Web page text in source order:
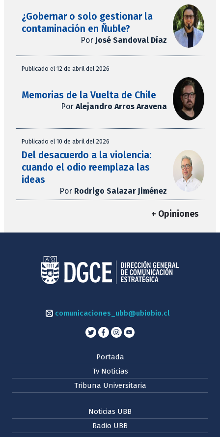
¿Gobernar o solo gestionar la
contaminación en Ñuble?
Por José Sandoval Díaz
Publicado el 12 de abril del 2026
Memorias de la Vuelta de Chile
Por Alejandro Arros Aravena
Publicado el 10 de abril del 2026
Del desacuerdo a la violencia:
cuando el odio reemplaza las
ideas
Por Rodrigo Salazar Jiménez
+ Opiniones
comunicaciones_ubb@ubiobio.cl
Portada
Tv Noticias
Tribuna Universitaria
Noticias UBB
Radio UBB